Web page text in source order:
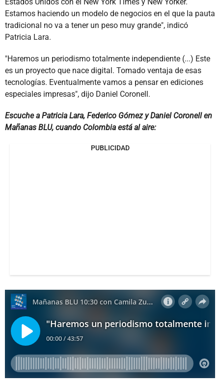
Estamos haciendo un modelo de negocios en el que la pauta
tradicional no va a tener un peso muy grande", indicó
Patricia Lara.
"Haremos un periodismo totalmente independiente (...) Este
es un proyecto que nace digital. Tomado ventaja de esas
tecnologías. Eventualmente vamos a pensar en ediciones
especiales impresas", dijo Daniel Coronell.
Escuche a Patricia Lara, Federico Gómez y Daniel Coronell en
Mañanas BLU, cuando Colombia está al aire:
PUBLICIDAD